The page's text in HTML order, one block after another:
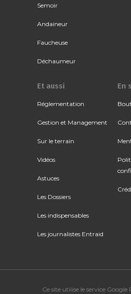
Semoir
Andaineur
Faucheuse
Déchaumeur
Et aussi
Réglementation
Gestion et Management
Sur le terrain
Vidéos
Astuces
Les Dossiers
Les indispensables
Les journalistes Entraid
En
Ce site utilise le service Google